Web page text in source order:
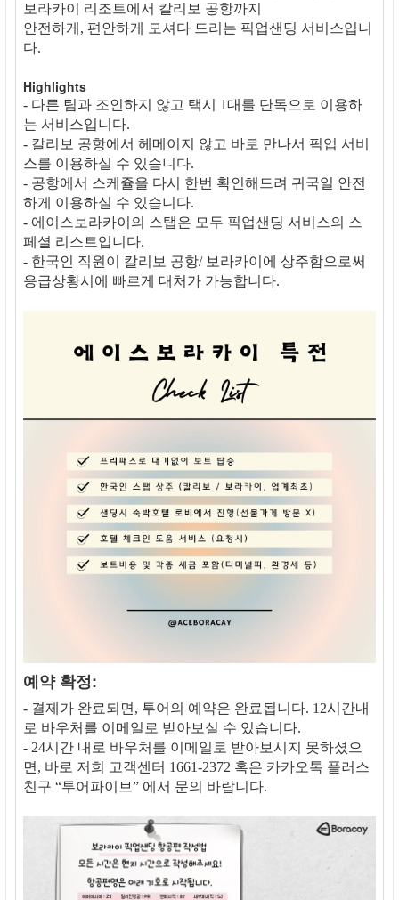
보라카이 리조트에서 칼리보 공항까지
안전하게, 편안하게 모셔다 드리는 픽업샌딩 서비스입니
다.
Highlights
- 다른 팀과 조인하지 않고 택시 1대를 단독으로 이용하
는 서비스입니다.
- 칼리보 공항에서 헤메이지 않고 바로 만나서 픽업 서비
스를 이용하실 수 있습니다.
- 공항에서 스케쥴을 다시 한번 확인해드려 귀국일 안전
하게 이용하실 수 있습니다.
- 에이스보라카이의 스탭은 모두 픽업샌딩 서비스의 스
페셜 리스트입니다.
- 한국인 직원이 칼리보 공항/ 보라카이에 상주함으로써
응급상황시에 빠르게 대처가 가능합니다.
예약 확정:
- 결제가 완료되면, 투어의 예약은 완료됩니다. 12시간내
로 바우처를 이메일로 받아보실 수 있습니다.
- 24시간 내로 바우처를 이메일로 받아보시지 못하셨으
면, 바로 저희 고객센터 1661-2372 혹은 카카오톡 플러스
친구 “투어파이브” 에서 문의 바랍니다.